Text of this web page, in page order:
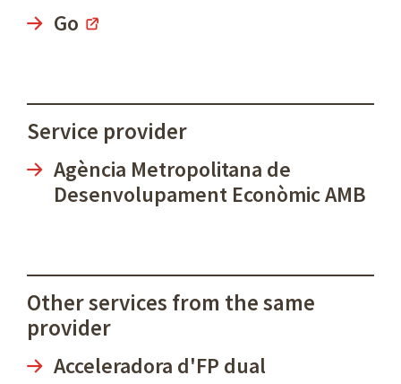
Go
Service provider
Agència Metropolitana de
Desenvolupament Econòmic AMB
Other services from the same
provider
Acceleradora d'FP dual